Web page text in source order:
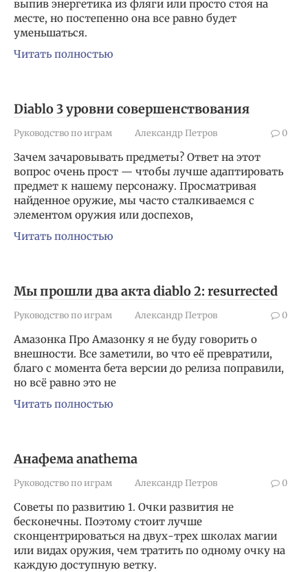
выпив энергетика из фляги или просто стоя на
месте, но постепенно она все равно будет
уменьшаться.
Читать полностью
Diablo 3 уровни совершенствования
Руководство по играм Александр Петров 0
Зачем зачаровывать предметы? Ответ на этот
вопрос очень прост — чтобы лучше адаптировать
предмет к нашему персонажу. Просматривая
найденное оружие, мы часто сталкиваемся с
элементом оружия или доспехов,
Читать полностью
Мы прошли два акта diablo 2: resurrected
Руководство по играм Александр Петров 0
Амазонка Про Амазонку я не буду говорить о
внешности. Все заметили, во что её превратили,
благо с момента бета версии до релиза поправили,
но всё равно это не
Читать полностью
Анафема anathema
Руководство по играм Александр Петров 0
Советы по развитию 1. Очки развития не
бесконечны. Поэтому стоит лучше
сконцентрироваться на двух-трех школах магии
или видах оружия, чем тратить по одному очку на
каждую доступную ветку.